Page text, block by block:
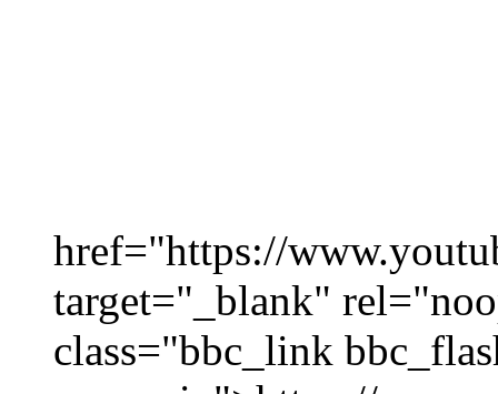
href="https://
target="_blank"
class="bbc_link